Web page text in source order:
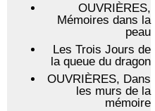
OUVRIÈRES,
Mémoires dans la
peau
Les Trois Jours de
la queue du dragon
OUVRIÈRES, Dans
les murs de la
mémoire